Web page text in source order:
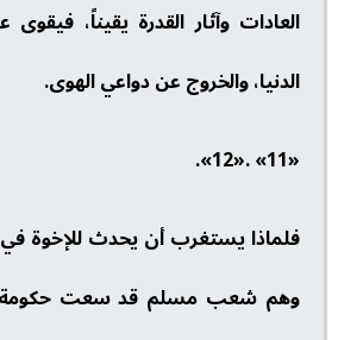
العادات وآثار القدرة يقيناً،
الدنيا، والخروج عن دواعي الهوى.
«11» .«12».
فلماذا يستغرب أن يحدث للإخوة
وهم شعب مسلم قد سعت حكومة